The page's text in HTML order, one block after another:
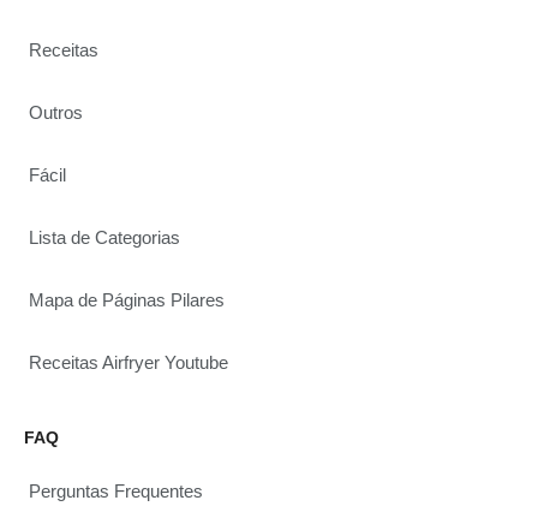
Receitas
Outros
Fácil
Lista de Categorias
Mapa de Páginas Pilares
Receitas Airfryer Youtube
FAQ
Perguntas Frequentes